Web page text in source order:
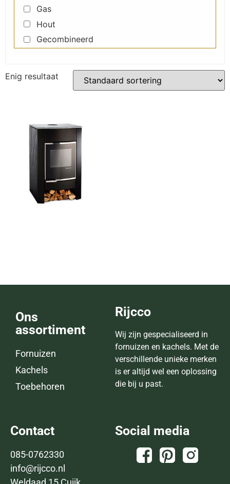
Gas
Hout
Gecombineerd
Enig resultaat
Ons
assortiment
Fornuizen
Kachels
Toebehoren
Rijcco
Wij zijn gespecialiseerd in
fornuizen en kachels. Met de
verschillende unieke merken
is er altijd wel een oplossing
die bij u past.
Contact
085-0762330
info@rijcco.nl
Social media